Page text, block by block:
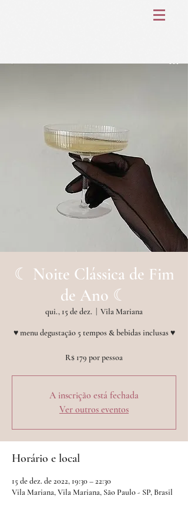
☾︎ Noite Clássica de Fim
de Ano ☾︎
qui., 15 de dez. Vila Mariana
♥︎ menu degustação 5 tempos & bebidas inclusas ♥︎
A inscrição está fechada
Ver outros eventos
Horário e local
15 de dez. de 2022, 19:30 – 22:30
Vila Mariana, Vila Mariana, São Paulo - SP, Brasil